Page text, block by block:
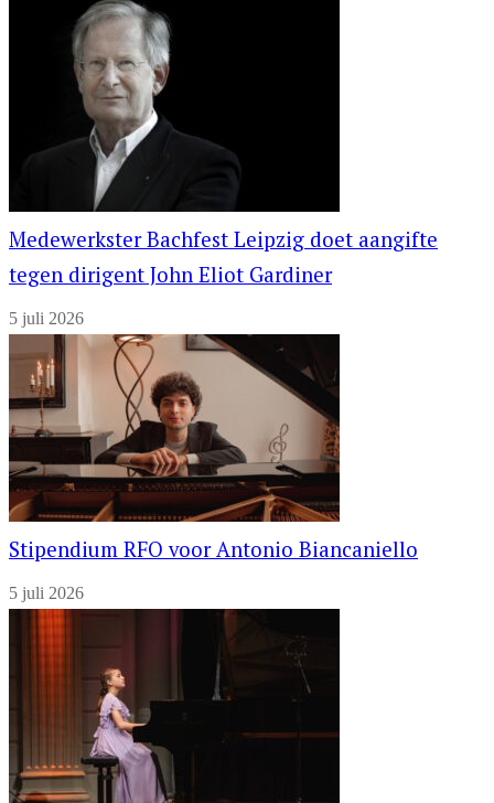
Medewerkster Bachfest Leipzig doet aangifte
tegen dirigent John Eliot Gardiner
5 juli 2026
Stipendium RFO voor Antonio Biancaniello
5 juli 2026